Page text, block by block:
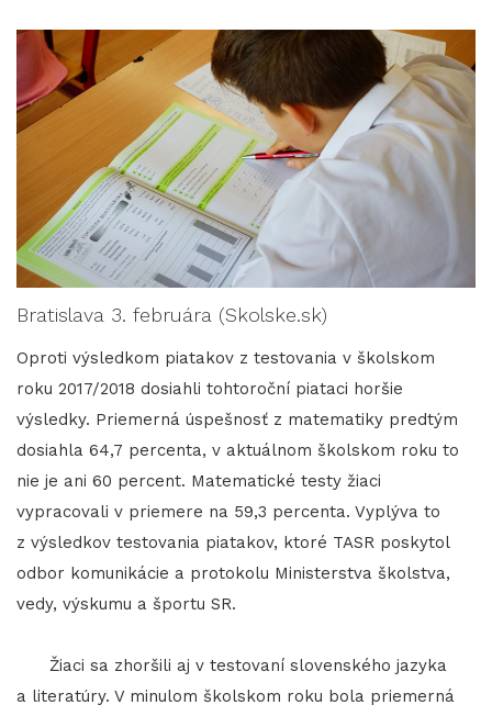
Bratislava 3. februára (Skolske.sk)
Oproti výsledkom piatakov z testovania v školskom
roku 2017/2018 dosiahli tohtoroční piataci horšie
výsledky. Priemerná úspešnosť z matematiky predtým
dosiahla 64,7 percenta, v aktuálnom školskom roku to
nie je ani 60 percent. Matematické testy žiaci
vypracovali v priemere na 59,3 percenta. Vyplýva to
z výsledkov testovania piatakov, ktoré TASR poskytol
odbor komunikácie a protokolu Ministerstva školstva,
vedy, výskumu a športu SR.
Žiaci sa zhoršili aj v testovaní slovenského jazyka
a literatúry. V minulom školskom roku bola priemerná